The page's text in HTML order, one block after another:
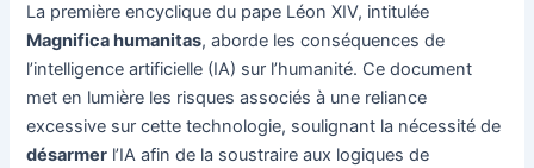
La première encyclique du pape Léon XIV, intitulée
Magnifica humanitas, aborde les conséquences de
l’intelligence artificielle (IA) sur l’humanité. Ce document
met en lumière les risques associés à une reliance
excessive sur cette technologie, soulignant la nécessité de
désarmer l’IA afin de la soustraire aux logiques de